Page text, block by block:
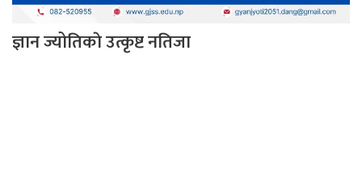
ज्ञान ज्योतिकाे उत्कृष्ट नतिजा